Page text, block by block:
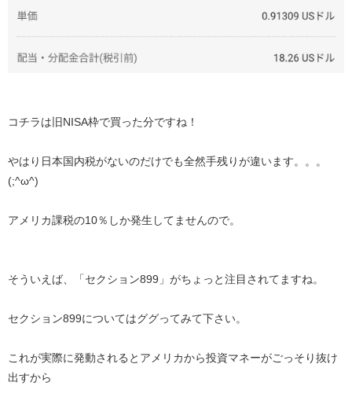
コチラは旧NISA枠で買った分ですね！
やはり日本国内税がないのだけでも全然手残りが違います。。。
(;^ω^)
アメリカ課税の10％しか発生してませんので。
そういえば、「セクション899」がちょっと注目されてますね。
セクション899についてはググってみて下さい。
これが実際に発動されるとアメリカから投資マネーがごっそり抜け
出すから